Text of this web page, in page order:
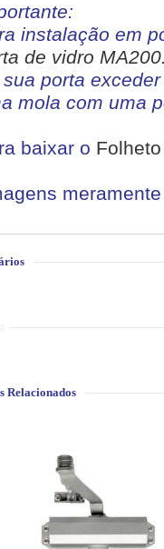
instalação em
de vidro
porta
mola com uma
baixar o
Relacionados